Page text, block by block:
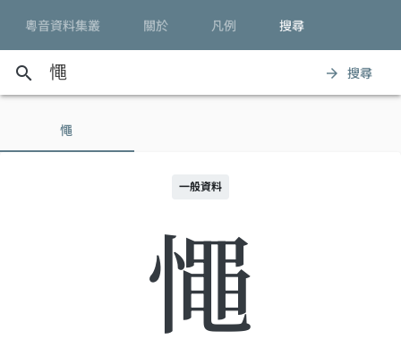
粵音資料集叢 關於 凡例 搜尋
search arrow_forward 搜尋
憴
一般資料
憴